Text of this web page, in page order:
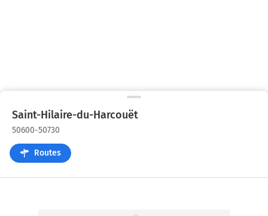
Saint-Hilaire-du-Harcouët
50600-50730
Routes